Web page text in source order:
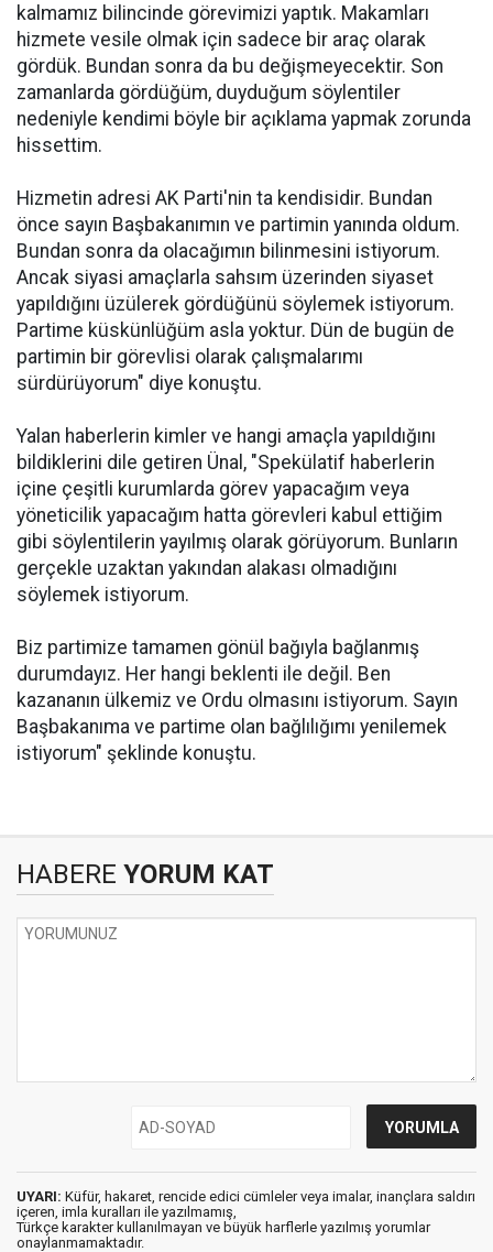
kalmamız bilincinde görevimizi yaptık. Makamları
hizmete vesile olmak için sadece bir araç olarak
gördük. Bundan sonra da bu değişmeyecektir. Son
zamanlarda gördüğüm, duyduğum söylentiler
nedeniyle kendimi böyle bir açıklama yapmak zorunda
hissettim.
Hizmetin adresi AK Parti'nin ta kendisidir. Bundan
önce sayın Başbakanımın ve partimin yanında oldum.
Bundan sonra da olacağımın bilinmesini istiyorum.
Ancak siyasi amaçlarla sahsım üzerinden siyaset
yapıldığını üzülerek gördüğünü söylemek istiyorum.
Partime küskünlüğüm asla yoktur. Dün de bugün de
partimin bir görevlisi olarak çalışmalarımı
sürdürüyorum" diye konuştu.
Yalan haberlerin kimler ve hangi amaçla yapıldığını
bildiklerini dile getiren Ünal, "Spekülatif haberlerin
içine çeşitli kurumlarda görev yapacağım veya
yöneticilik yapacağım hatta görevleri kabul ettiğim
gibi söylentilerin yayılmış olarak görüyorum. Bunların
gerçekle uzaktan yakından alakası olmadığını
söylemek istiyorum.
Biz partimize tamamen gönül bağıyla bağlanmış
durumdayız. Her hangi beklenti ile değil. Ben
kazananın ülkemiz ve Ordu olmasını istiyorum. Sayın
Başbakanıma ve partime olan bağlılığımı yenilemek
istiyorum" şeklinde konuştu.
HABERE YORUM KAT
UYARI: Küfür, hakaret, rencide edici cümleler veya imalar, inançlara saldırı
içeren, imla kuralları ile yazılmamış,
Türkçe karakter kullanılmayan ve büyük harflerle yazılmış yorumlar
onaylanmamaktadır.